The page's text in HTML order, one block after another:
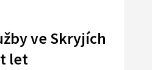
ve Skryjích
let